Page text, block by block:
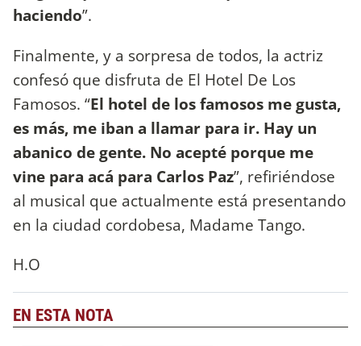
haciendo”.
Finalmente, y a sorpresa de todos, la actriz
confesó que disfruta de El Hotel De Los
Famosos. “El hotel de los famosos me gusta,
es más, me iban a llamar para ir. Hay un
abanico de gente. No acepté porque me
vine para acá para Carlos Paz”, refiriéndose
al musical que actualmente está presentando
en la ciudad cordobesa, Madame Tango.
H.O
EN ESTA NOTA